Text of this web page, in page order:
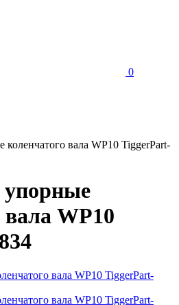
0
вала WP10 TiggerPart-
вала WP10